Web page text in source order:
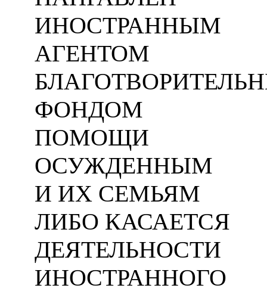
ИНОСТРАННЫМ
АГЕНТОМ
ФОНДОМ
ПОМОЩИ
ОСУЖДЕННЫМ
И ИХ СЕМЬЯМ
ЛИБО КАСАЕТСЯ
ДЕЯТЕЛЬНОСТИ
ИНОСТРАННОГО